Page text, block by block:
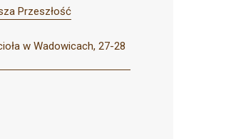
Przeszłość
w Wadowicach, 27-28